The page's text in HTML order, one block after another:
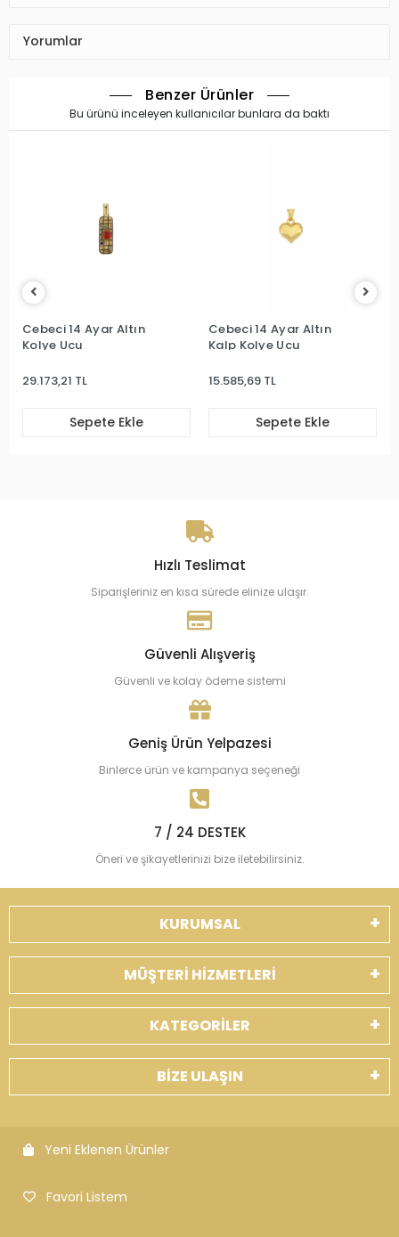
Yorumlar
Benzer Ürünler
Bu ürünü inceleyen kullanıcılar bunlara da baktı
Cebeci 14 Ayar Altın
Kolye Ucu
29.173,21 TL
Sepete Ekle
Cebeci 14 Ayar Altın
Kalp Kolye Ucu
15.585,69 TL
Sepete Ekle
Hızlı Teslimat
Siparişleriniz en kısa sürede elinize ulaşır.
Güvenli Alışveriş
Güvenli ve kolay ödeme sistemi
Geniş Ürün Yelpazesi
Binlerce ürün ve kampanya seçeneği
7 / 24 DESTEK
Öneri ve şikayetlerinizi bize iletebilirsiniz.
KURUMSAL
MÜŞTERİ HİZMETLERİ
KATEGORİLER
BİZE ULAŞIN
Yeni Eklenen Ürünler
Favori Listem